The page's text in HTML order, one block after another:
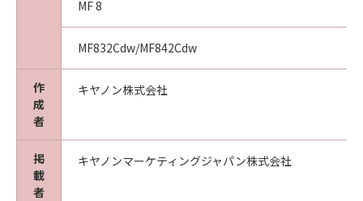
MF 8
MF832Cdw/MF842Cdw
作
成
者
キヤノン株式会社
掲
載
者
キヤノンマーケティングジャパン株式会社